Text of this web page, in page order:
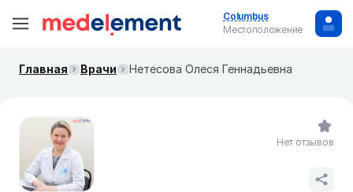
Columbus
Местоположение
Главная Врачи Нетесова Олеся Геннадьевна
Нет отзывов